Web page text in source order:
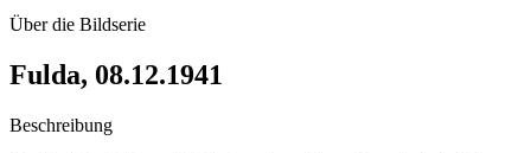
Über die Bildserie
Fulda, 08.12.1941
Beschreibung